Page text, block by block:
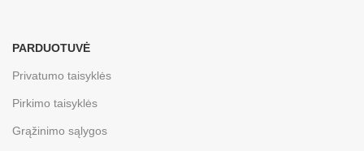
PARDUOTUVĖ
Privatumo taisyklės
Pirkimo taisyklės
Grąžinimo sąlygos